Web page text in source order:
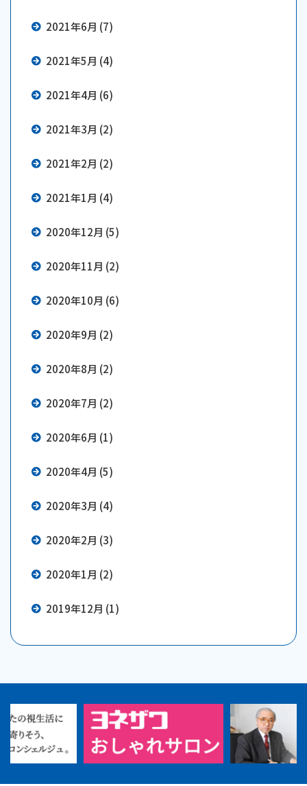
2021年6月 (7)
2021年5月 (4)
2021年4月 (6)
2021年3月 (2)
2021年2月 (2)
2021年1月 (4)
2020年12月 (5)
2020年11月 (2)
2020年10月 (6)
2020年9月 (2)
2020年8月 (2)
2020年7月 (2)
2020年6月 (1)
2020年4月 (5)
2020年3月 (4)
2020年2月 (3)
2020年1月 (2)
2019年12月 (1)